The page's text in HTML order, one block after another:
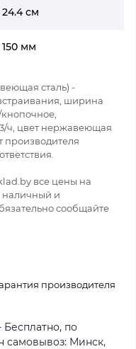
24.4 см
150 мм
сталь) -
ширина
ч, цвет нержавеющая
производителя
все цены на
наличный и
сообщайте
производителя
по
самовывоз: Минск,